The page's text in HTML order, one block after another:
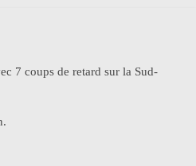
7 coups de retard sur la Sud-